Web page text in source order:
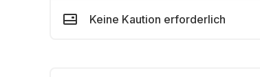
Keine Kaution erforderlich